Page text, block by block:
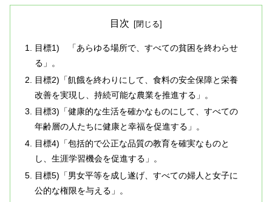
目次
目標1) 「あらゆる場所で、すべての貧困を終わらせ
る」。
目標2)「飢餓を終わりにして、食料の安全保障と栄養
改善を実現し、持続可能な農業を推進する」。
目標3)「健康的な生活を確かなものにして、すべての
年齢層の人たちに健康と幸福を促進する」。
目標4)「包括的で公正な品質の教育を確実なものと
し、生涯学習機会を促進する」。
目標5)「男女平等を成し遂げ、すべての婦人と女子に
公的な権限を与える」。